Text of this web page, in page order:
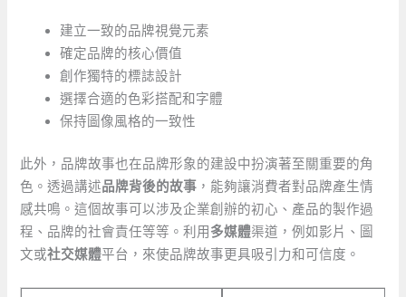
建立一致的品牌視覺元素
確定品牌的核心價值
創作獨特的標誌設計
選擇合適的色彩搭配和字體
保持圖像風格的一致性
此外，品牌故事也在品牌形象的建設中扮演著至關重要的角
色。透過講述品牌背後的故事 ，能夠讓消費者對品牌產生情
感共鳴。這個故事可以涉及企業創辦的初心、產品的製作過
程、品牌的社會責任等等。利用 多媒體渠道，例如影片、圖
文或社交媒體平台，來使品牌故事更具吸引力和可信度。